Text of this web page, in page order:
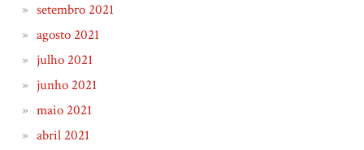
setembro 2021
agosto 2021
julho 2021
junho 2021
maio 2021
abril 2021